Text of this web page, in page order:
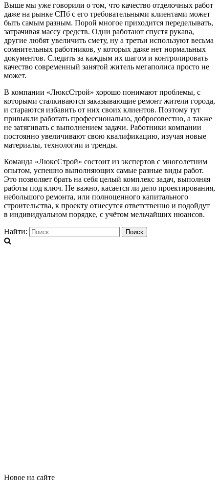
Выше мы уже говорили о том, что качество отделочных работ
даже на рынке СПб с его требовательными клиентами может
быть самым разным. Порой многое приходится переделывать,
затрачивая массу средств. Одни работают спустя рукава,
другие любят увеличить смету, ну а третьи используют весьма
сомнительных работников, у которых даже нет нормальных
документов. Следить за каждым их шагом и контролировать
качество современный занятой житель мегаполиса просто не
может.
В компании «ЛюксСтрой» хорошо понимают проблемы, с
которыми сталкиваются заказывающие ремонт жители города,
и стараются избавить от них своих клиентов. Поэтому тут
привыкли работать профессионально, добросовестно, а также
не затягивать с выполнением задачи. Работники компании
постоянно увеличивают свою квалификацию, изучая новые
материалы, технологии и тренды.
Команда «ЛюксСтрой» состоит из экспертов с многолетним
опытом, успешно выполняющих самые разные виды работ.
Это позволяет брать на себя целый комплекс задач, выполняя
работы под ключ. Не важно, касается ли дело проектирования,
небольшого ремонта, или полноценного капитального
строительства, к проекту отнесутся ответственно и подойдут
в индивидуальном порядке, с учётом мельчайших нюансов.
Найти:
Новое на сайте